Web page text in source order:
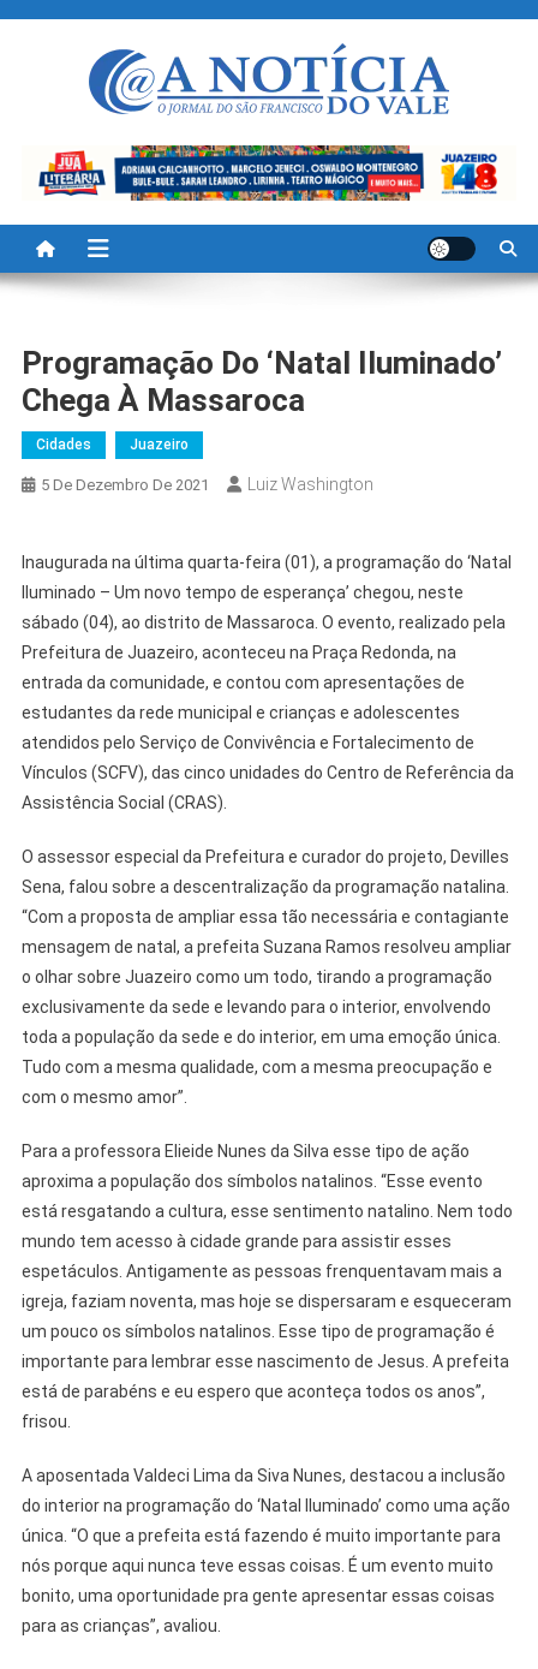
A Noticia Do Vale
Programação Do ‘Natal Iluminado’
Chega À Massaroca
Cidades Juazeiro
5 De Dezembro De 2021 Luiz Washington
Inaugurada na última quarta-feira (01), a programação do ‘Natal
Iluminado – Um novo tempo de esperança’ chegou, neste
sábado (04), ao distrito de Massaroca. O evento, realizado pela
Prefeitura de Juazeiro, aconteceu na Praça Redonda, na
entrada da comunidade, e contou com apresentações de
estudantes da rede municipal e crianças e adolescentes
atendidos pelo Serviço de Convivência e Fortalecimento de
Vínculos (SCFV), das cinco unidades do Centro de Referência da
Assistência Social (CRAS).
O assessor especial da Prefeitura e curador do projeto, Devilles
Sena, falou sobre a descentralização da programação natalina.
“Com a proposta de ampliar essa tão necessária e contagiante
mensagem de natal, a prefeita Suzana Ramos resolveu ampliar
o olhar sobre Juazeiro como um todo, tirando a programação
exclusivamente da sede e levando para o interior, envolvendo
toda a população da sede e do interior, em uma emoção única.
Tudo com a mesma qualidade, com a mesma preocupação e
com o mesmo amor”.
Para a professora Elieide Nunes da Silva esse tipo de ação
aproxima a população dos símbolos natalinos. “Esse evento
está resgatando a cultura, esse sentimento natalino. Nem todo
mundo tem acesso à cidade grande para assistir esses
espetáculos. Antigamente as pessoas frenquentavam mais a
igreja, faziam noventa, mas hoje se dispersaram e esqueceram
um pouco os símbolos natalinos. Esse tipo de programação é
importante para lembrar esse nascimento de Jesus. A prefeita
está de parabéns e eu espero que aconteça todos os anos”,
frisou.
A aposentada Valdeci Lima da Siva Nunes, destacou a inclusão
do interior na programação do ‘Natal Iluminado’ como uma ação
única. “O que a prefeita está fazendo é muito importante para
nós porque aqui nunca teve essas coisas. É um evento muito
bonito, uma oportunidade pra gente apresentar essas coisas
para as crianças”, avaliou.